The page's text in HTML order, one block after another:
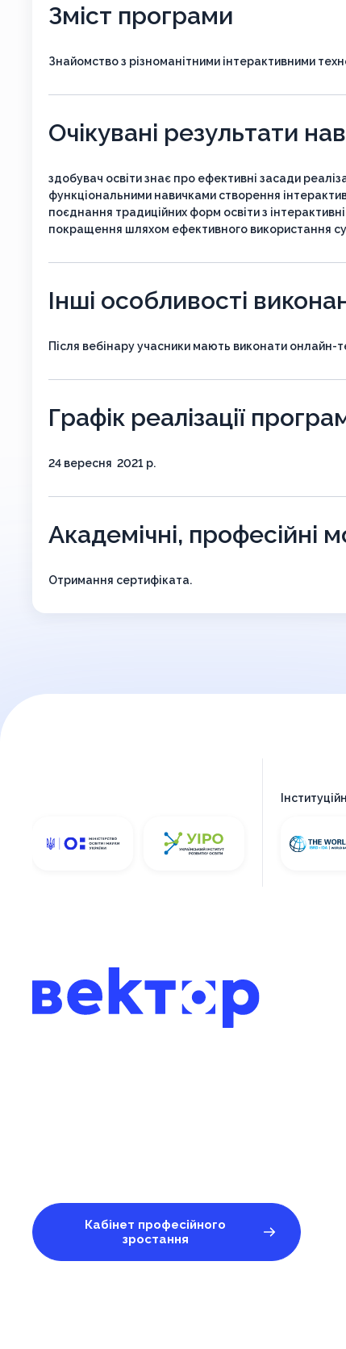
Зміст програми
Знайомство з різноманітними інтерактивними
Очікувані результати
здобувач освіти знає про ефективні засади
функціональними навичками створення
поєднання традиційних форм освіти з
покращення шляхом ефективного використання
Інші особливості
Після вебінару учасники мають виконати онлайн-
Графік реалізації
24 вересня 2021 р.
Академічні, професійні
Отримання сертифіката.
Кабінет професійного
зростання